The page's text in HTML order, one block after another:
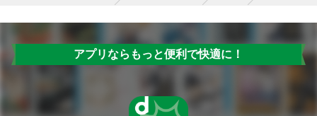
アプリならもっと便利で快適に！